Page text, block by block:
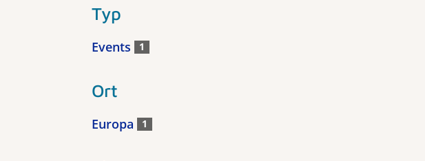
Typ
Events 1
Ort
Europa 1